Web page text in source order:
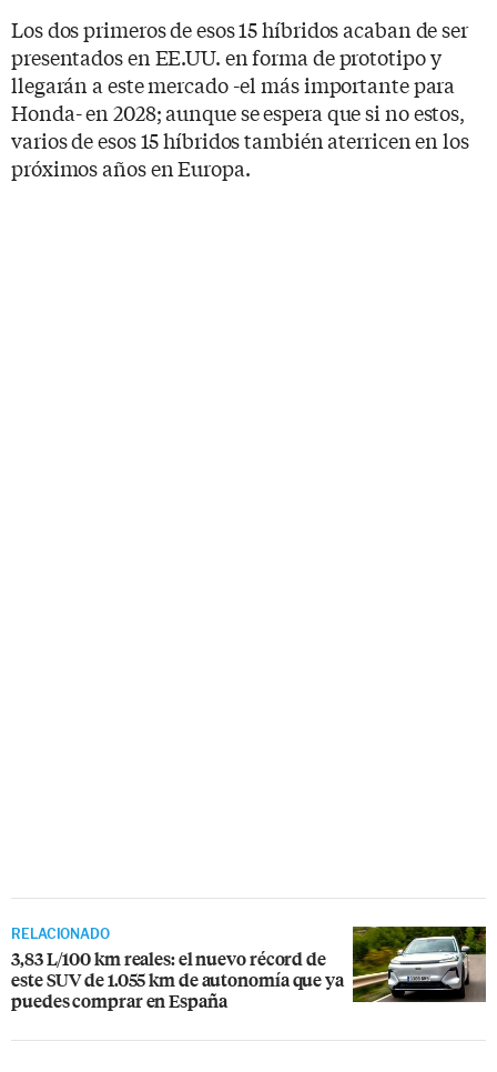
Los dos primeros de esos 15 híbridos acaban de ser
presentados en EE.UU. en forma de prototipo y
llegarán a este mercado -el más importante para
Honda- en 2028; aunque se espera que si no estos,
varios de esos 15 híbridos también aterricen en los
próximos años en Europa.
RELACIONADO
3,83 L/100 km reales: el nuevo récord de
este SUV de 1.055 km de autonomía que ya
puedes comprar en España